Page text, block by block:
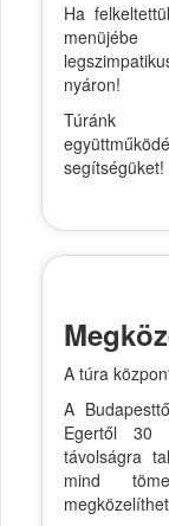
Ha
nyáron!
Túránk
segítségüket!
A túra
A
Egertől 30
távolságra
mind